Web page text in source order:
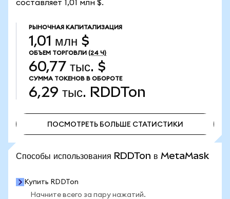
составляет 1,01 млн $.
РЫНОЧНАЯ КАПИТАЛИЗАЦИЯ
1,01 млн $
ОБЪЕМ ТОРГОВЛИ (24 Ч)
60,77 тыс. $
СУММА ТОКЕНОВ В ОБОРОТЕ
6,29 тыс. RDDTon
ПОСМОТРЕТЬ БОЛЬШЕ СТАТИСТИКИ
Способы использования RDDTon в MetaMask
Купить RDDTon
Начните всего за пару нажатий.